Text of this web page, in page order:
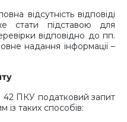
відсутність відповіді
стати підставою для
відповідно до пп.
надання інформації –
42 ПКУ податковий запит
таких способів: